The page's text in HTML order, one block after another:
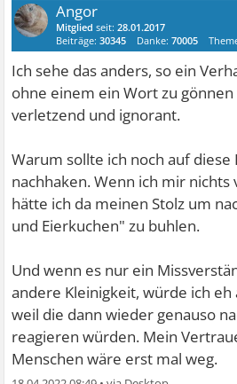
Angor
Mitglied seit:28.01.2017
Beiträge:30345 Danke:70005
Ich sehe das anders, so ein
ohne einem ein Wort zu
verletzend und ignorant.
Warum sollte ich noch auf diese
nachhaken. Wenn ich mir
hätte ich da meinen Stolz um
und Eierkuchen" zu buhlen.
Und wenn es nur ein
andere Kleinigkeit, würde ich eh
weil die dann wieder genauso
reagieren würden. Mein
Menschen wäre erst mal weg.